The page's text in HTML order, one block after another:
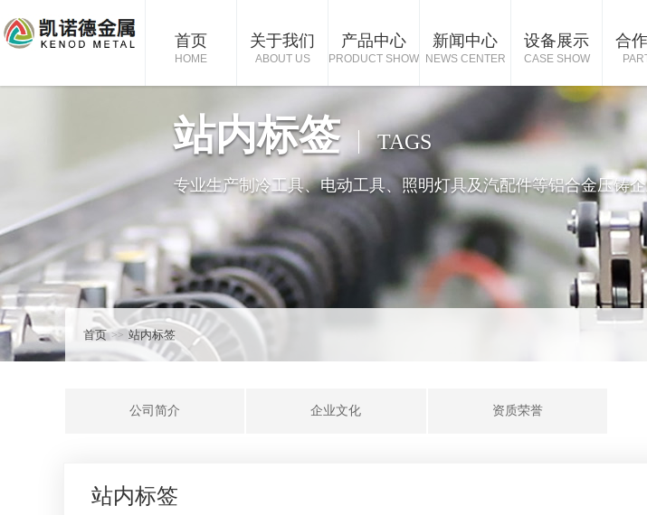
首页
HOME
关于我们
ABOUT US
产品中心
PRODUCT SHOW
新闻中心
NEWS CENTER
设备展示
CASE SHOW
合
站内标签 TAGS
专业生产制冷工具、电动工具、照明灯具及汽配件等铝合金压铸
首页 站内标签
公司简介 企业文化 资质荣誉
站内标签